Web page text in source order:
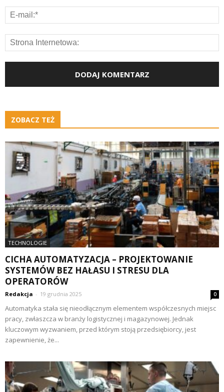
ZOBACZ TEŻ
TECHNOLOGIE
CICHA AUTOMATYZACJA – PROJEKTOWANIE
SYSTEMÓW BEZ HAŁASU I STRESU DLA
OPERATORÓW
Redakcja - 19 grudnia 2025 0
Automatyka stała się nieodłącznym elementem współczesnych miejsc
pracy, zwłaszcza w branży logistycznej i magazynowej. Jednak
kluczowym wyzwaniem, przed którym stoją przedsiębiorcy, jest
zapewnienie, że...